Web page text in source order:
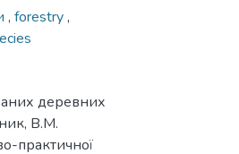
, forestry,
деревних
В.М.
практичної